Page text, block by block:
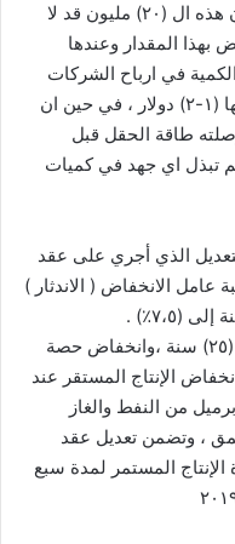
بمقدار (٢٠) مليون برميل ، وهذا يعني ان هذه ال (٢٠) مليون قد لا
بهذا المقدار وعندها
في ارباح الشركات
الأجنبية التي تستحق على كل برميل منها (١-٢) دولار ، في حين ان
طاقة الحقل قبل
تبذل اي جهد في كميات
الذي أجري على عقد
٢٠١٤/٩/٤ بزيادة نسبة عامل الانخفاض ( الاندثار )
وتعديل المدة الزمنية من (٢٠) سنة الى (٢٥) سنة ،وانخفاض حصة
من ٢٥٪؜ إلى( ٦٪؜ )، وانخفاض الإنتاج المستقر عند
من (٢،٨٥) مليون برميل من النفط والغاز
( ٢،١) مليون مقمق ، وتضمن تعديل عقد
الإنتاج المستمر لمدة سبع